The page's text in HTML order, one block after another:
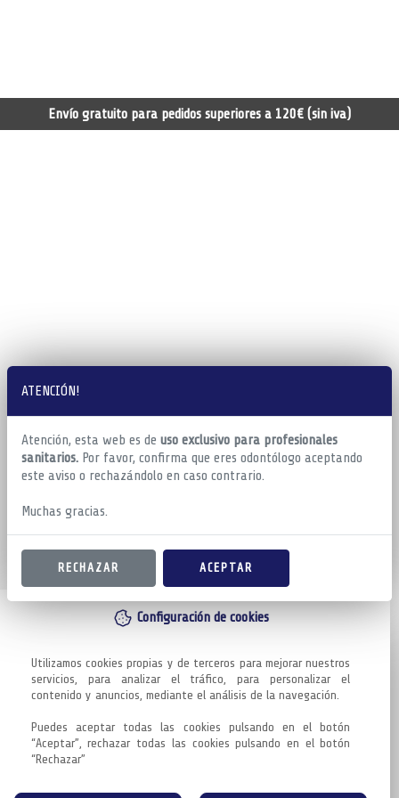
ATENCIÓN!
Atención, esta web es de uso exclusivo para profesionales
sanitarios. Por favor, confirma que eres odontólogo aceptando
este aviso o rechazándolo en caso contrario.
Muchas gracias.
RECHAZAR ACEPTAR
Configuración de cookies
Utilizamos cookies propias y de terceros para mejorar nuestros
servicios, para analizar el tráfico, para personalizar el
contenido y anuncios, mediante el análisis de la navegación.
Puedes aceptar todas las cookies pulsando en el botón
“Aceptar”, rechazar todas las cookies pulsando en el botón
“Rechazar”
Envío gratuito para pedidos superiores a 120€ (sin iva)